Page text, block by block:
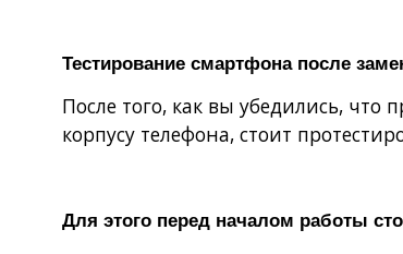
Тестирование смартфона после
После того, как вы убедились, что
корпусу телефона, стоит
Для этого перед началом работы